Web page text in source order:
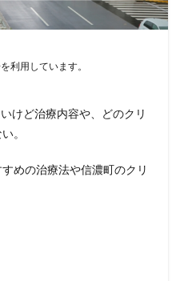
利用しています。
けど治療内容や、どのクリ
。
めの治療法や信濃町のクリ